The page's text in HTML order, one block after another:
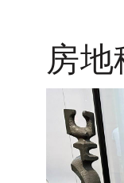
房地